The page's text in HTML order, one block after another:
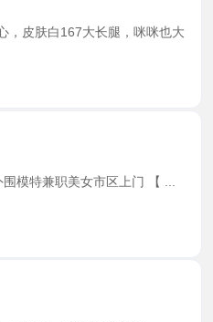
，皮肤白167大长腿，咪咪也大
模特兼职美女市区上门 【 ...